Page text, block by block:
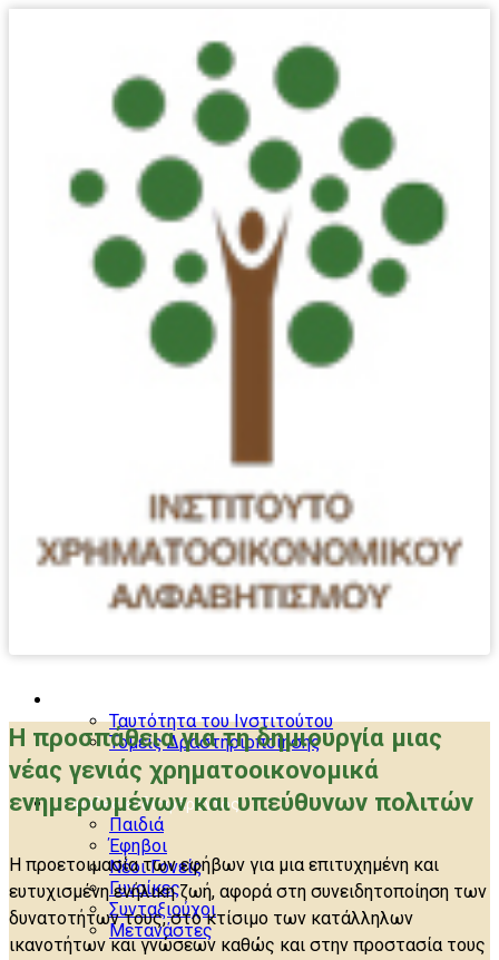
Ταυτότητα του Ινστιτούτου
Τομείς Δραστηριοποίησης
Ομάδες ενδιαφέροντος
Παιδιά
Έφηβοι
Νέοι Γονείς
Γυναίκες
Συνταξιούχοι
Μετανάστες
ΈΦΗΒΟΙ
Η προσπάθεια για τη δημιουργία μιας
νέας γενιάς χρηματοοικονομικά
ενημερωμένων και υπεύθυνων πολιτών
Η προετοιμασία των εφήβων για μια επιτυχημένη και
ευτυχισμένη ενήλικη ζωή, αφορά στη συνειδητοποίηση των
δυνατοτήτων τους, στο κτίσιμο των κατάλληλων
ικανοτήτων και γνώσεων καθώς και στην προστασία τους